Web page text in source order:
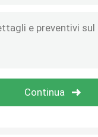
caduta
più asciutta